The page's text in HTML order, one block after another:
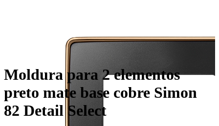
Moldura para 2 elementos
preto mate base cobre Simon
82 Detail Select